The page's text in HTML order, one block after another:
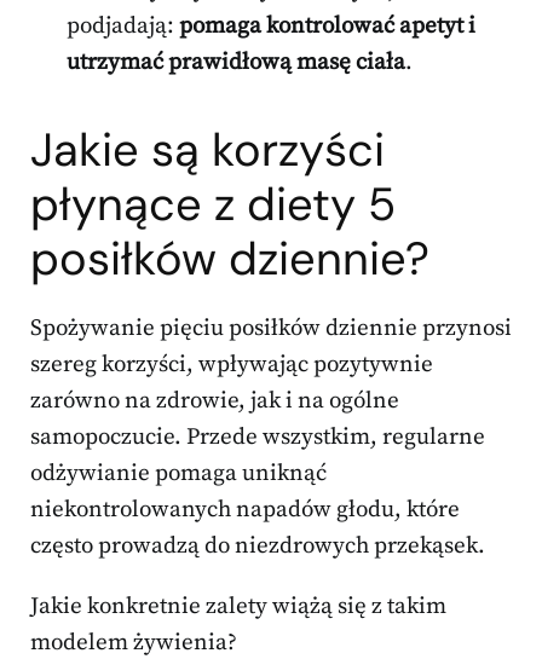
podjadają: pomaga kontrolować apetyt i
utrzymać prawidłową masę ciała.
Jakie są korzyści
płynące z diety 5
posiłków dziennie?
Spożywanie pięciu posiłków dziennie przynosi
szereg korzyści, wpływając pozytywnie
zarówno na zdrowie, jak i na ogólne
samopoczucie. Przede wszystkim, regularne
odżywianie pomaga uniknąć
niekontrolowanych napadów głodu, które
często prowadzą do niezdrowych przekąsek.
Jakie konkretnie zalety wiążą się z takim
modelem żywienia?